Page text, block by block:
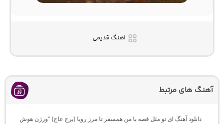
اهنگ قدیمی
آهنگ های مرتبط
دانلود آهنگ ای تو مثل قصه با من همسفر تا مرز رویا (برج عاج) “ورژن هوش